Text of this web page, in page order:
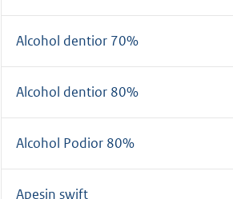
Alcohol dentior 70%
Alcohol dentior 80%
Alcohol Podior 80%
Apesin swift